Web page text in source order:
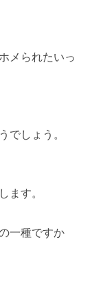
メられたいっ
でしょう。
ます。
一種ですか